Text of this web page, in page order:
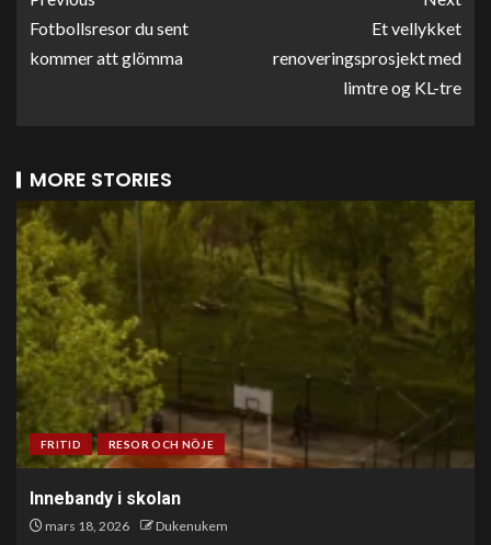
Fotbollsresor du sent
kommer att glömma
Et vellykket
renoveringsprosjekt med
limtre og KL-tre
MORE STORIES
FRITID RESOR OCH NÖJE
Innebandy i skolan
mars 18, 2026 Dukenukem